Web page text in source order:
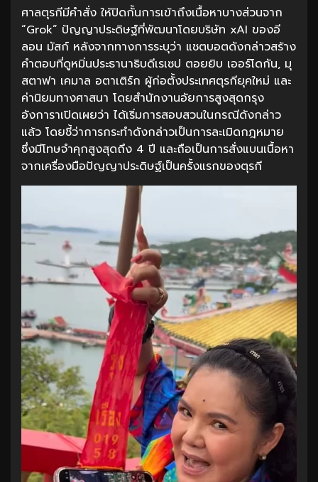
ศาลตุรกีมีคำสั่ง ให้ปิดกั้นการเข้าถึงเนื้อหาบางส่วนจาก
“Grok” ปัญญาประดิษฐ์ที่พัฒนาโดยบริษัท xAI ของอี
ลอน มัสก์ หลังจากทางการระบุว่า แชตบอตดังกล่าวสร้าง
คำตอบที่ดูหมิ่นประธานาธิบดีเรเซป ตอยยิบ เออร์โดกัน, มุ
สตาฟา เคมาล อตาเติร์ก ผู้ก่อตั้งประเทศตุรกียุคใหม่ และ
ค่านิยมทางศาสนา โดยสำนักงานอัยการสูงสุดกรุง
อังการาเปิดเผยว่า ได้เริ่มการสอบสวนในกรณีดังกล่าว
แล้ว โดยชี้ว่าการกระทำดังกล่าวเป็นการละเมิดกฎหมาย
ซึ่งมีโทษจำคุกสูงสุดถึง 4 ปี และถือเป็นการสั่งแบนเนื้อหา
จากเครื่องมือปัญญาประดิษฐ์เป็นครั้งแรกของตุรกี